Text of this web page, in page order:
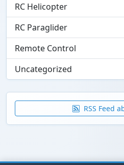
RC Helicopter
RC Paraglider
Remote Control
Uncategorized
RSS Feed